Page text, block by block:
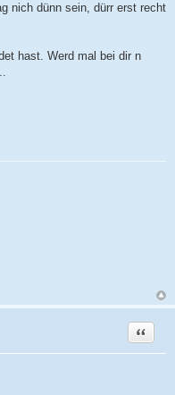
nich dünn sein, dürr erst recht
hast. Werd mal bei dir n
Zitat